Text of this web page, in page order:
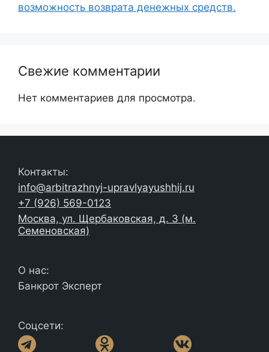
возможность возврата денежных средств.
Свежие комментарии
Нет комментариев для просмотра.
Контакты:
info@arbitrazhnyj-upravlyayushhij.ru
+7 (926) 569-0123
Москва, ул. Щербаковская, д. 3 (м.
Семеновская)
О нас:
Банкрот Эксперт
Соцсети: